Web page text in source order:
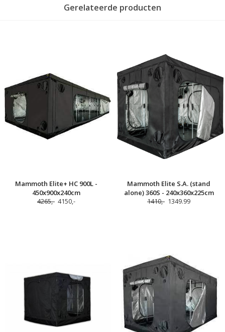
Gerelateerde producten
Mammoth Elite+ HC 900L -
450x900x240cm
4265,- 4150,-
Mammoth Elite S.A. (stand
alone) 360S - 240x360x225cm
1410,- 1349.99